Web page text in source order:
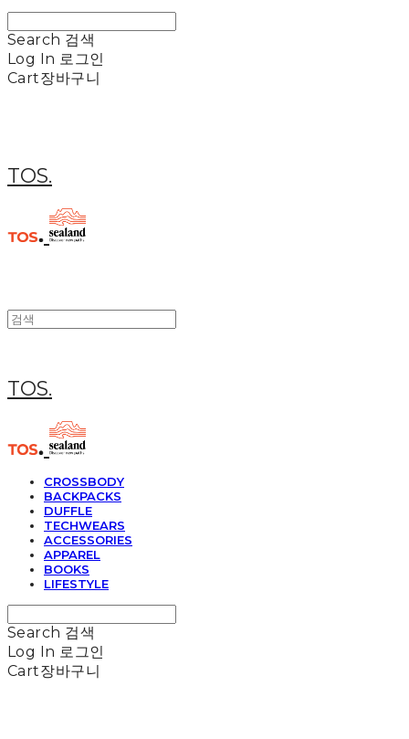
Search 검색
Log In 로그인
Cart장바구니
TOS.
TOS.
CROSSBODY
BACKPACKS
DUFFLE
TECHWEARS
ACCESSORIES
APPAREL
BOOKS
LIFESTYLE
Search 검색
Log In 로그인
Cart장바구니